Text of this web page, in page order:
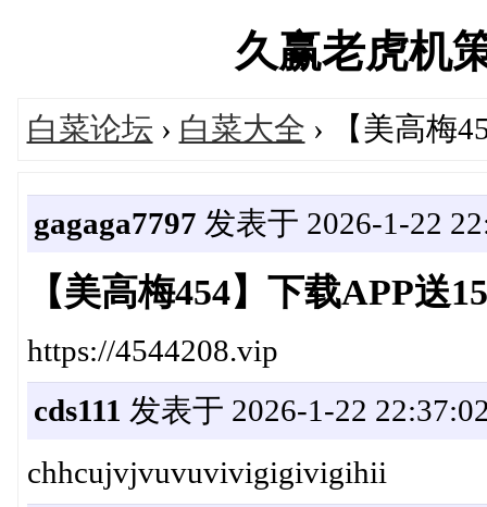
久赢老虎机
白菜论坛 › 白菜大全 › 【美高梅
gagaga7797 发表于 2026-1-22
【美高梅454】下载APP送15
https://4544208.vip
cds111 发表于 2026-1-22
chhcujvjvuvuvivigigivigihii